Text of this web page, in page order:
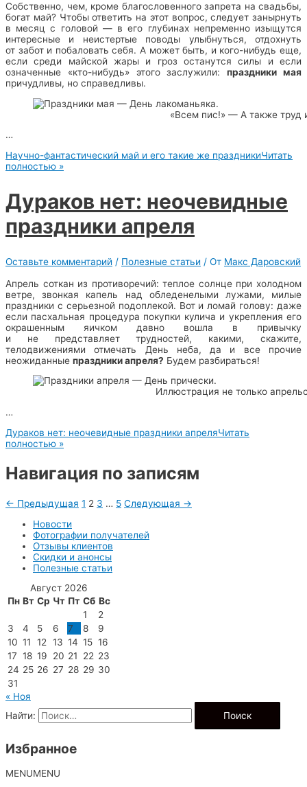
Собственно, чем, кроме благословенного запрета на свадьбы,
богат май? Чтобы ответить на этот вопрос, следует занырнуть
в месяц с головой — в его глубинах непременно изыщутся
интересные и неистертые поводы улыбнуться, отдохнуть
от забот и побаловать себя. А может быть, и кого-нибудь еще,
если среди майской жары и гроз останутся силы и если
означенные «кто-нибудь» этого заслужили:праздники мая
причудливы, но справедливы.
«Всем пис!» — А также труд
…
Научно-фантастический май и его такие же праздникиЧитать
полностью »
Дураков нет: неочевидные
праздники апреля
Оставьте комментарий / Полезные статьи / От Макс Даровский
Апрель соткан из противоречий: теплое солнце при холодном
ветре, звонкая капель над обледенелыми лужами, милые
праздники с серьезной подоплекой. Вот и ломай голову: даже
если пасхальная процедура покупки кулича и укрепления его
окрашенным яичком давно вошла в привычку
и не представляет трудностей, какими, скажите,
телодвижениями отмечать День неба, да и все прочие
неожиданные праздники апреля? Будем разбираться!
Иллюстрация не только
…
Дураков нет: неочевидные праздники апреляЧитать
полностью »
Навигация по записям
← Предыдущая 1 2 3 … 5 Следующая →
Новости
Фотографии получателей
Отзывы клиентов
Скидки и анонсы
Полезные статьи
Август 2026
Пн Вт Ср Чт Пт Сб Вс
1
2
3
4 5 6 7 8
9
10 11 12 13 14 15 16
17 18 19 20 21 22 23
24 25 26 27 28 29 30
31
« Ноя
Найти:
Избранное
MENUMENU